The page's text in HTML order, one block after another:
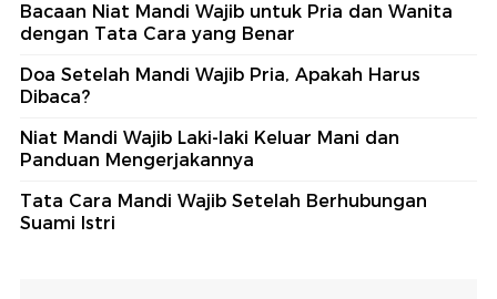
Bacaan Niat Mandi Wajib untuk Pria dan Wanita
dengan Tata Cara yang Benar
Doa Setelah Mandi Wajib Pria, Apakah Harus
Dibaca?
Niat Mandi Wajib Laki-laki Keluar Mani dan
Panduan Mengerjakannya
Tata Cara Mandi Wajib Setelah Berhubungan
Suami Istri